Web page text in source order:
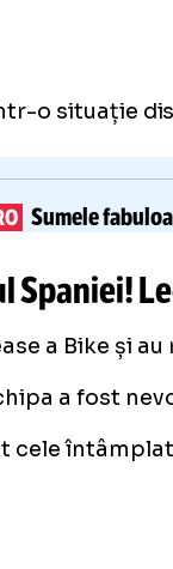
o situație
Sumele
Spaniei!
a Bike și
a fost
cele